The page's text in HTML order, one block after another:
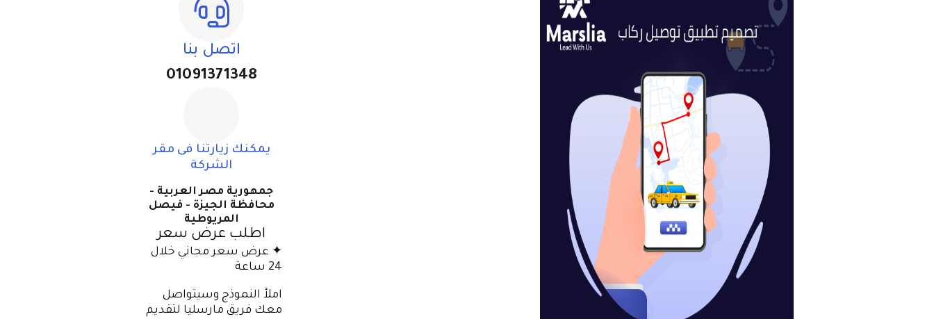
اتصل بنا
01091371348
يمكنك زيارتنا فى مقر
الشركة
جمهورية مصر العربية -
محافظة الجيزة - فيصل
المريوطية
اطلب عرض سعر
✦ عرض سعر مجاني خلال
24 ساعة
املأ النموذج وسيتواصل
معك فريق مارسليا لتقديم